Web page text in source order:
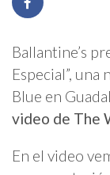
Ballantine’s
Especial”,
Blue en
video de The
En el video